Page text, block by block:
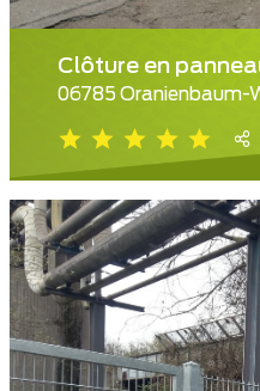
Clôture en
06785 Oranienbaum-